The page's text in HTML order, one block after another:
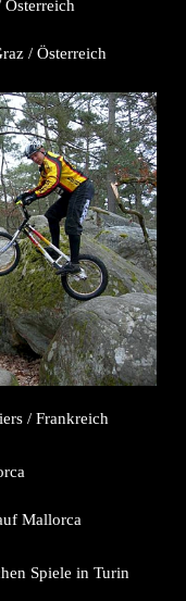
/ Österreich
/ Frankreich
Mallorca